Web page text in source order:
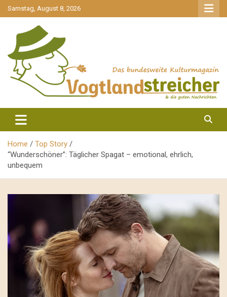
gehe
zum
Samstag, August 8, 2026
Vogtlandstreicher
Home
Top Story
“Wunderschöner”: Täglicher Spagat – emotional, ehrlich,
unbequem